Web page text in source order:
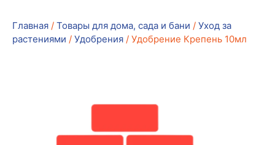
Главная / Товары для дома, сада и бани / Уход за
растениями / Удобрения / Удобрение Крепень 10мл